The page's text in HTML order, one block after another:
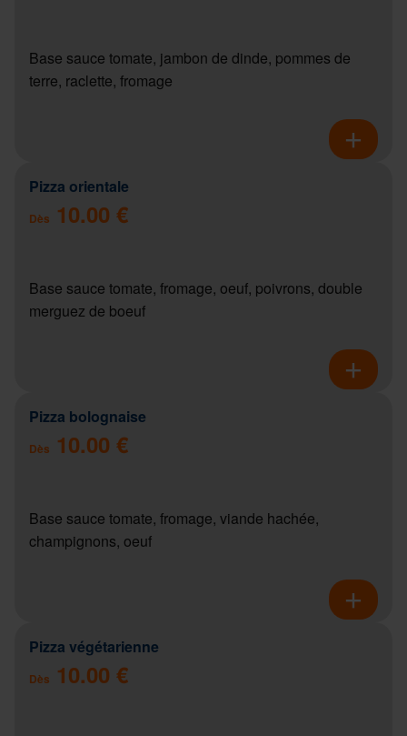
Base sauce tomate, jambon de dinde, pommes de
terre, raclette, fromage
Pizza orientale
Dès 10.00 €
Base sauce tomate, fromage, oeuf, poivrons, double
merguez de boeuf
Pizza bolognaise
Dès 10.00 €
Base sauce tomate, fromage, viande hachée,
champignons, oeuf
Pizza végétarienne
Dès 10.00 €